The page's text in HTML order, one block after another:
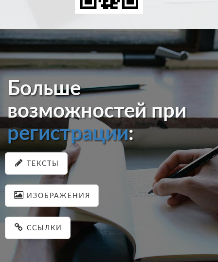
Больше
возможностей при
регистрации:
ТЕКСТЫ
ИЗОБРАЖЕНИЯ
ССЫЛКИ